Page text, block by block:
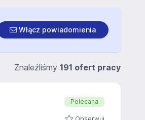
Włącz powiadomienia
Znaleźliśmy 191 ofert pracy
Polecana